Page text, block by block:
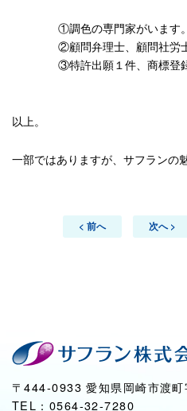
①調色の専門家がいます。
②顧問弁理士、顧問社労
③特許出願１件、商標登
以上。
一部ではありますが、サフランの
< 前へ 次へ >
〒444-0933 愛知県岡崎市渡町
TEL：0564-32-7280